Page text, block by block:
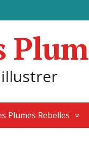
Plumes Rebelles